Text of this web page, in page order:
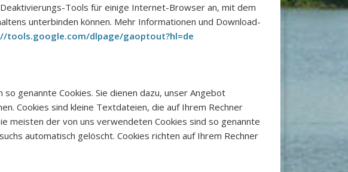
Tools für einige Internet-Browser an, mit dem
unterbinden können. Mehr Informationen und Download-
tools.google.com/dlpage/gaoptout?hl=de
genannte Cookies. Sie dienen dazu, unser Angebot
Cookies sind kleine Textdateien, die auf Ihrem Rechner
meisten der von uns verwendeten Cookies sind so genannte
automatisch gelöscht. Cookies richten auf Ihrem Rechner